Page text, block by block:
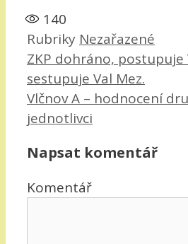
140
Rubriky Nezařazené
ZKP dohráno, postupuje
sestupuje Val Mez.
Vlčnov A – hodnocení
jednotlivci
Napsat komentář
Komentář